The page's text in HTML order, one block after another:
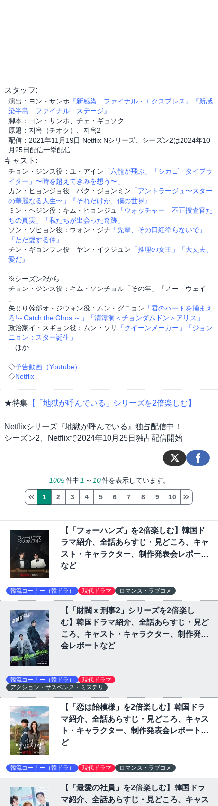
スタッフ:
演出：ヨン・サンホ 『新感染 ファイナル・エクスプレス』
『新感
染半島 ファイナル・ステージ』
脚本：ヨン・サンホ、チェ・ギュソク
原題：지옥（チオク）、지옥2
配信：2021年11月19日 Netflix Nシリーズ、シーズン2は2024年10
月25日配信一挙配信
キャスト:
チョン・ジンス役：ユ・アイン 「六龍が飛ぶ」
「シカゴ・タイプラ
イター」〜時を超えてきみを想う〜」
カン・ヒョンジョ役：パク・ジョンミン 「アントラージュ〜スター
の華麗なる人生〜」
『それだけが、僕の世界』
ミン・ヘジン役：キム・ヒョンジュ
「ウォッチャー 不正捜査官た
ちの真実」
「私たちが出会った奇跡」
ソン・ソヒョン役：ウォン・ジナ 「先輩、その口紅塗らないで」
「ただ愛する仲」
チン・ギョンフン役：ヤン・イクジュン 「推理の女王」
「大丈夫、
愛だ」
※シーズン2から
チョン・ジンス役：キム・ソンチョル「その年」「ノー・ウェイ
」
矢じり幹部オ・ジウォン役：ムン・グニョン 「君のハートを捕まえ
ろ!～Catch the Ghost～」
「清潭洞＜チョンダムドン＞アリス」
政治家イ・スギョン役：ムン・ソリ
「クイーンメーカー」
「ジョン
ニョン：スター誕生」
ほか
◇予告動画（Youtube）
◇Netflix
★特集 【「地獄が呼んでいる」シリーズを2倍楽しむ】
Netflixシリーズ『地獄が呼んでいる』独占配信中！
シーズン2、Netflixで2024年10月25日独占配信開始
1005件中 1 ～ 10件を表示しています。
1 2 3 4 5 6 7 8 9 10
【「フォーハンズ」を2倍楽しむ】韓国ド
ラマ紹介、全話あらすじ・見どころ、キャ
スト・キャラクター、制作発表会レポート
など
韓流コーナー（韓ドラ） 現代ドラマ ロマンス・ラブコメ
【「財閥 x 刑事2」シリーズを2倍楽し
む】韓国ドラマ紹介、全話あらすじ・見ど
ころ、キャスト・キャラクター、制作発表
会レポートなど
韓流コーナー（韓ドラ）
現代ドラマ
アクション・サスペンス・ミステリ
【「恋は飴模様」を2倍楽しむ】韓国ドラ
マ紹介、全話あらすじ・見どころ、キャス
ト・キャラクター、制作発表会レポートな
ど
韓流コーナー（韓ドラ） 現代ドラマ ロマンス・ラブコメ
【「最愛の社員」を2倍楽しむ】韓国ドラ
マ紹介、全話あらすじ・見どころ、キャス